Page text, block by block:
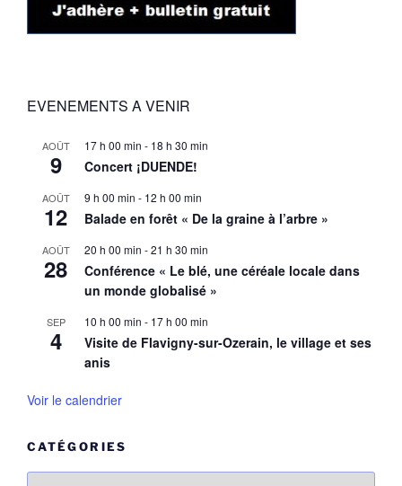
EVENEMENTS A VENIR
AOÛT
9
17 h 00 min - 18 h 30 min
Concert ¡DUENDE!
AOÛT
12
9 h 00 min - 12 h 00 min
Balade en forêt « De la graine à l’arbre »
AOÛT
28
20 h 00 min -21 h 30 min
Conférence « Le blé, une céréale locale dans
un monde globalisé »
SEP
4
10 h 00 min - 17 h 00 min
Visite de Flavigny-sur-Ozerain, le village et ses
anis
Voir le calendrier
CATÉGORIES